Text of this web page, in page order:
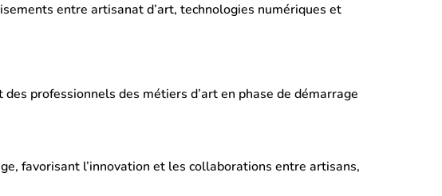
entre artisanat d’art, technologies numériques et
professionnels des métiers d’art en phase de démarrage
favorisant l’innovation et les collaborations entre artisans,